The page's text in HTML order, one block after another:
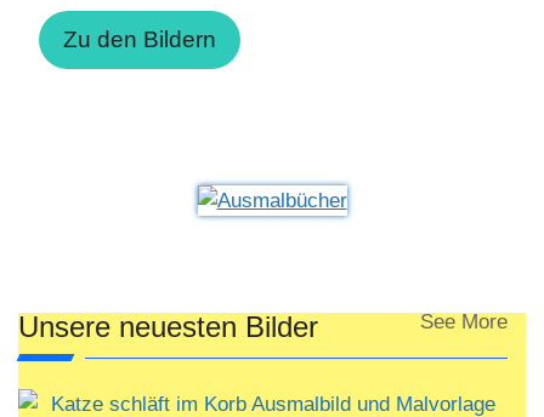
Zu den Bildern
Unsere neuesten Bilder See More